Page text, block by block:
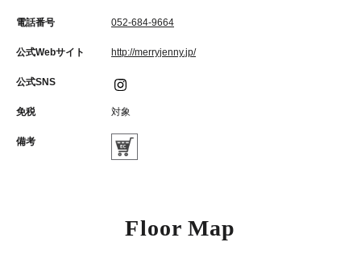
電話番号 052-684-9664
公式Webサイト http://merryjenny.jp/
公式SNS
免税 対象
備考
Floor Map